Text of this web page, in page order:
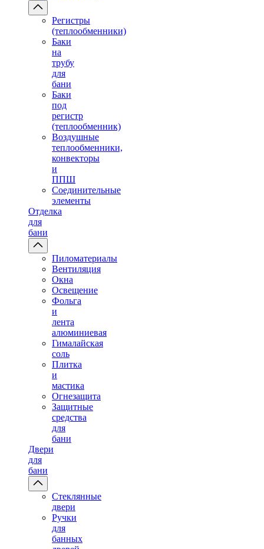
Регистры
(теплообменники)
Баки
на
трубу
для
бани
Баки
под
регистр
(теплообменник)
Воздушные
теплообменники,
конвекторы
и
ППШ
Соединительные
элементы
Отделка
для
бани
Пиломатериалы
Вентиляция
Окна
Освещение
Фольга
и
лента
алюминиевая
Гималайская
соль
Плитка
и
мастика
Огнезащита
Защитные
средства
для
бани
Двери
для
бани
Стеклянные
двери
Ручки
для
банных